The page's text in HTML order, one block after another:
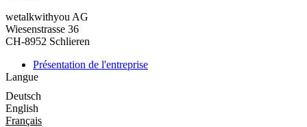
wetalkwithyou AG
Wiesenstrasse 36
CH-8952 Schlieren
Présentation de l'entreprise
Langue
Deutsch
English
Français